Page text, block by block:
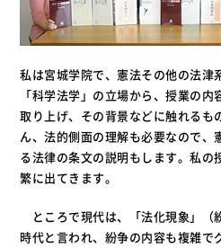
私は宮城学院で、憲法その他の法津
「科学法学」の立場から、授業の
取り上げ、その背景などに触れるも
ん、法的側面の理解も必要なので、
る法律の条文の説明もします。私の
繁に出てきます。
ところで現代は、「法化現象」（
時代と言われ、紛争の内容も複雑で